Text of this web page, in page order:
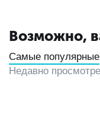
Возможно,
Самые популярные
Недавно